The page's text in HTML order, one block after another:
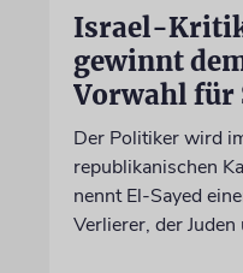
Israel-
gewinnt
Vorwahl für
Der Politiker wird
republikanischen
nennt El-Sayed
Verlierer, der